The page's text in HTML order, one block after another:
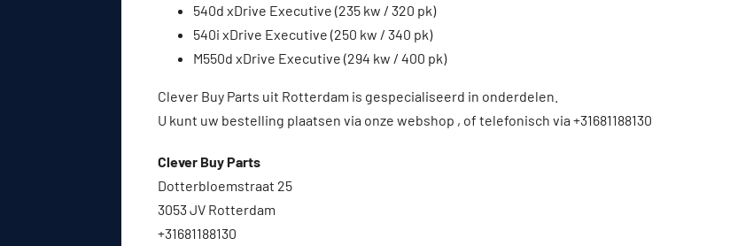
540d xDrive Executive (235 kw / 320 pk)
540i xDrive Executive (250 kw / 340 pk)
M550d xDrive Executive (294 kw / 400 pk)
Clever Buy Parts uit Rotterdam is gespecialiseerd in onderdelen.
U kunt uw bestelling plaatsen via onze webshop , of telefonisch via +31681188130
Clever Buy Parts
Dotterbloemstraat 25
3053 JV Rotterdam
+31681188130